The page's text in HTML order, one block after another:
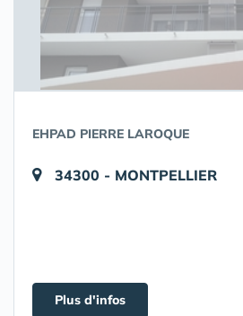
EHPAD PIERRE LAROQUE
34300 - MONTPELLIER
Plus d'infos